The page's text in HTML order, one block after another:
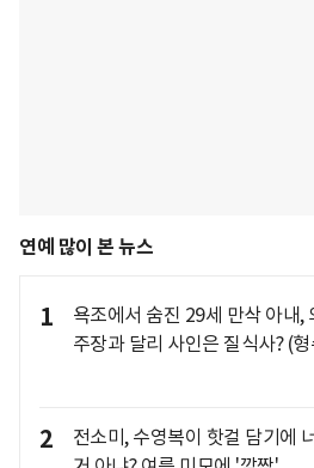
연예 많이 본 뉴스
1
욕조에서 숨진 29세 만삭 아내,
주장과 달리 사인은 질식사? (
2
전소미, 수영복이 핫걸 담기에